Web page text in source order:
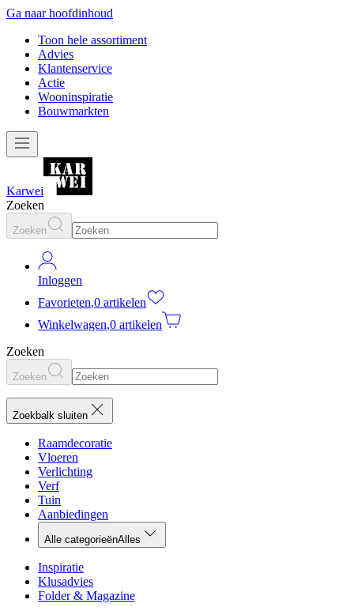
Ga naar hoofdinhoud
Toon hele assortiment
Advies
Klantenservice
Actie
Wooninspiratie
Bouwmarkten
Karwei
Zoeken
Zoeken
Inloggen
Favorieten,0 artikelen
Winkelwagen,0 artikelen
Zoeken
Zoeken
Zoekbalk sluiten
Raamdecoratie
Vloeren
Verlichting
Verf
Tuin
Aanbiedingen
Alle categorieënAlles
Inspiratie
Klusadvies
Folder & Magazine